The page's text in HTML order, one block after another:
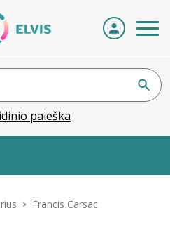
paieška
Francis Carsac